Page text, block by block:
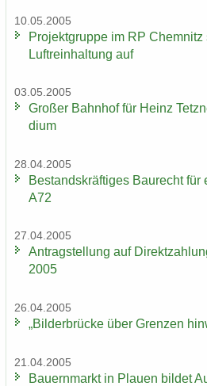
10.05.2005
Pro­jekt­grup­pe im RP
Luft­rein­hal­tung auf
03.05.2005
Gro­ßer Bahn­hof für Heinz
di­um
28.04.2005
Be­stands­kräf­ti­ges Bau­recht für
A72
27.04.2005
An­trag­stel­lung auf
2005
26.04.2005
„Bil­der­brü­cke über Gren­zen
21.04.2005
Bau­ern­markt in Plau­en bil­det